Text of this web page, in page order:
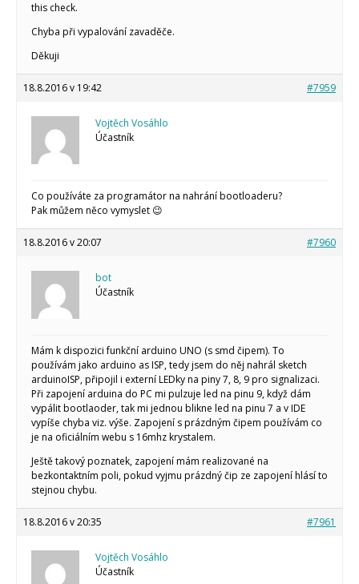
Makeblock
this check.
Chyba při vypalování zavaděče.
Děkuji
18.8.2016 v 19:42 #7959
Vojtěch Vosáhlo
Účastník
Co používáte za programátor na nahrání bootloaderu?
Pak můžem něco vymyslet 😉
18.8.2016 v 20:07 #7960
bot
Účastník
Mám k dispozici funkční arduino UNO (s smd čipem). To
používám jako arduino as ISP, tedy jsem do něj nahrál sketch
arduinoISP, připojil i externí LEDky na piny 7, 8, 9 pro signalizaci.
Při zapojení arduina do PC mi pulzuje led na pinu 9, když dám
vypálit bootlaoder, tak mi jednou blikne led na pinu 7 a v IDE
vypíše chyba viz. výše. Zapojení s prázdným čipem používám co
je na oficiálním webu s 16mhz krystalem.
Ještě takový poznatek, zapojení mám realizované na
bezkontaktním poli, pokud vyjmu prázdný čip ze zapojení hlásí to
stejnou chybu.
18.8.2016 v 20:35 #7961
Vojtěch Vosáhlo
Účastník